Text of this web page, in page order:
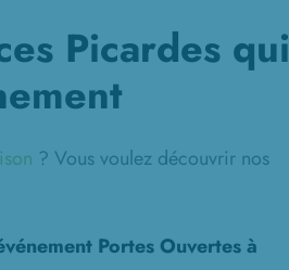
Picardes qui
? Vous voulez découvrir nos
Portes Ouvertes à